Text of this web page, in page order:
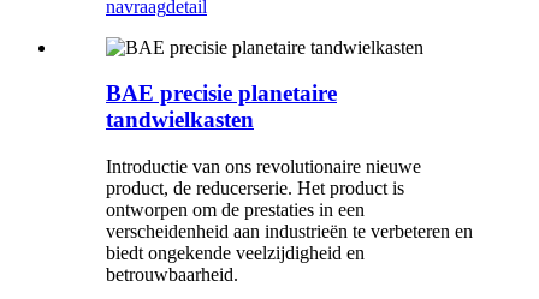
navraagdetail
BAE precisie planetaire
tandwielkasten
Introductie van ons revolutionaire nieuwe
product, de reducerserie. Het product is
ontworpen om de prestaties in een
verscheidenheid aan industrieën te verbeteren en
biedt ongekende veelzijdigheid en
betrouwbaarheid.